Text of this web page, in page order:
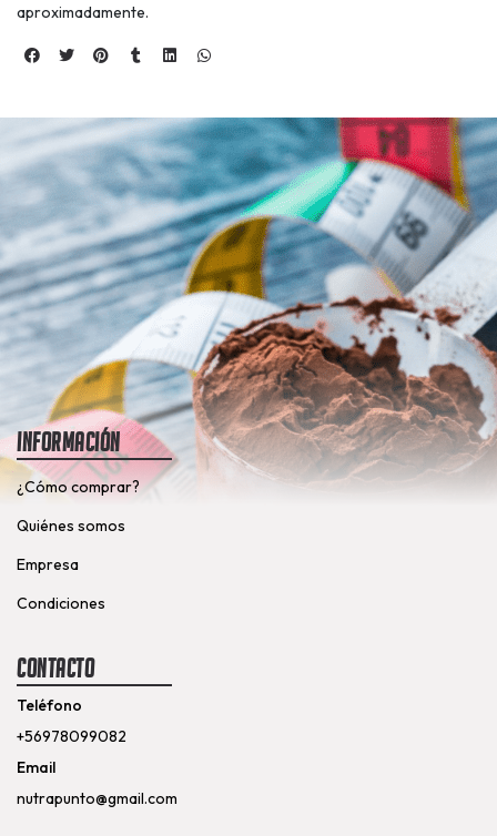
aproximadamente.
Información
¿Cómo comprar?
Quiénes somos
Empresa
Condiciones
Contacto
Teléfono
+56978099082
Email
nutrapunto@gmail.com